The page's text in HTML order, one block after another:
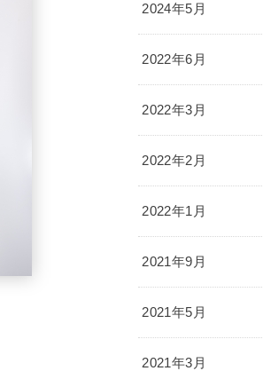
2024年5月
2022年6月
2022年3月
2022年2月
2022年1月
2021年9月
2021年5月
2021年3月